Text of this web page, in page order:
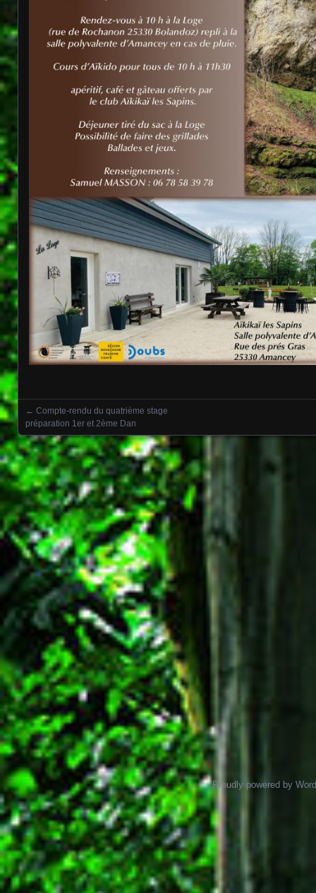
Posts navigation
← Compte-rendu du quatrième stage
préparation 1er et 2ème Dan
Proudly powered by